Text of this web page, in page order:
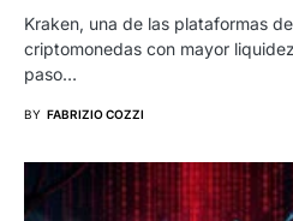
Kraken, una de las plataformas
criptomonedas con mayor
paso…
BY FABRIZIO COZZI